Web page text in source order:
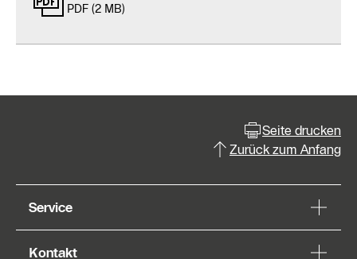
PDF (2 MB)
Seite drucken
Zurück zum Anfang
Service
Kontakt